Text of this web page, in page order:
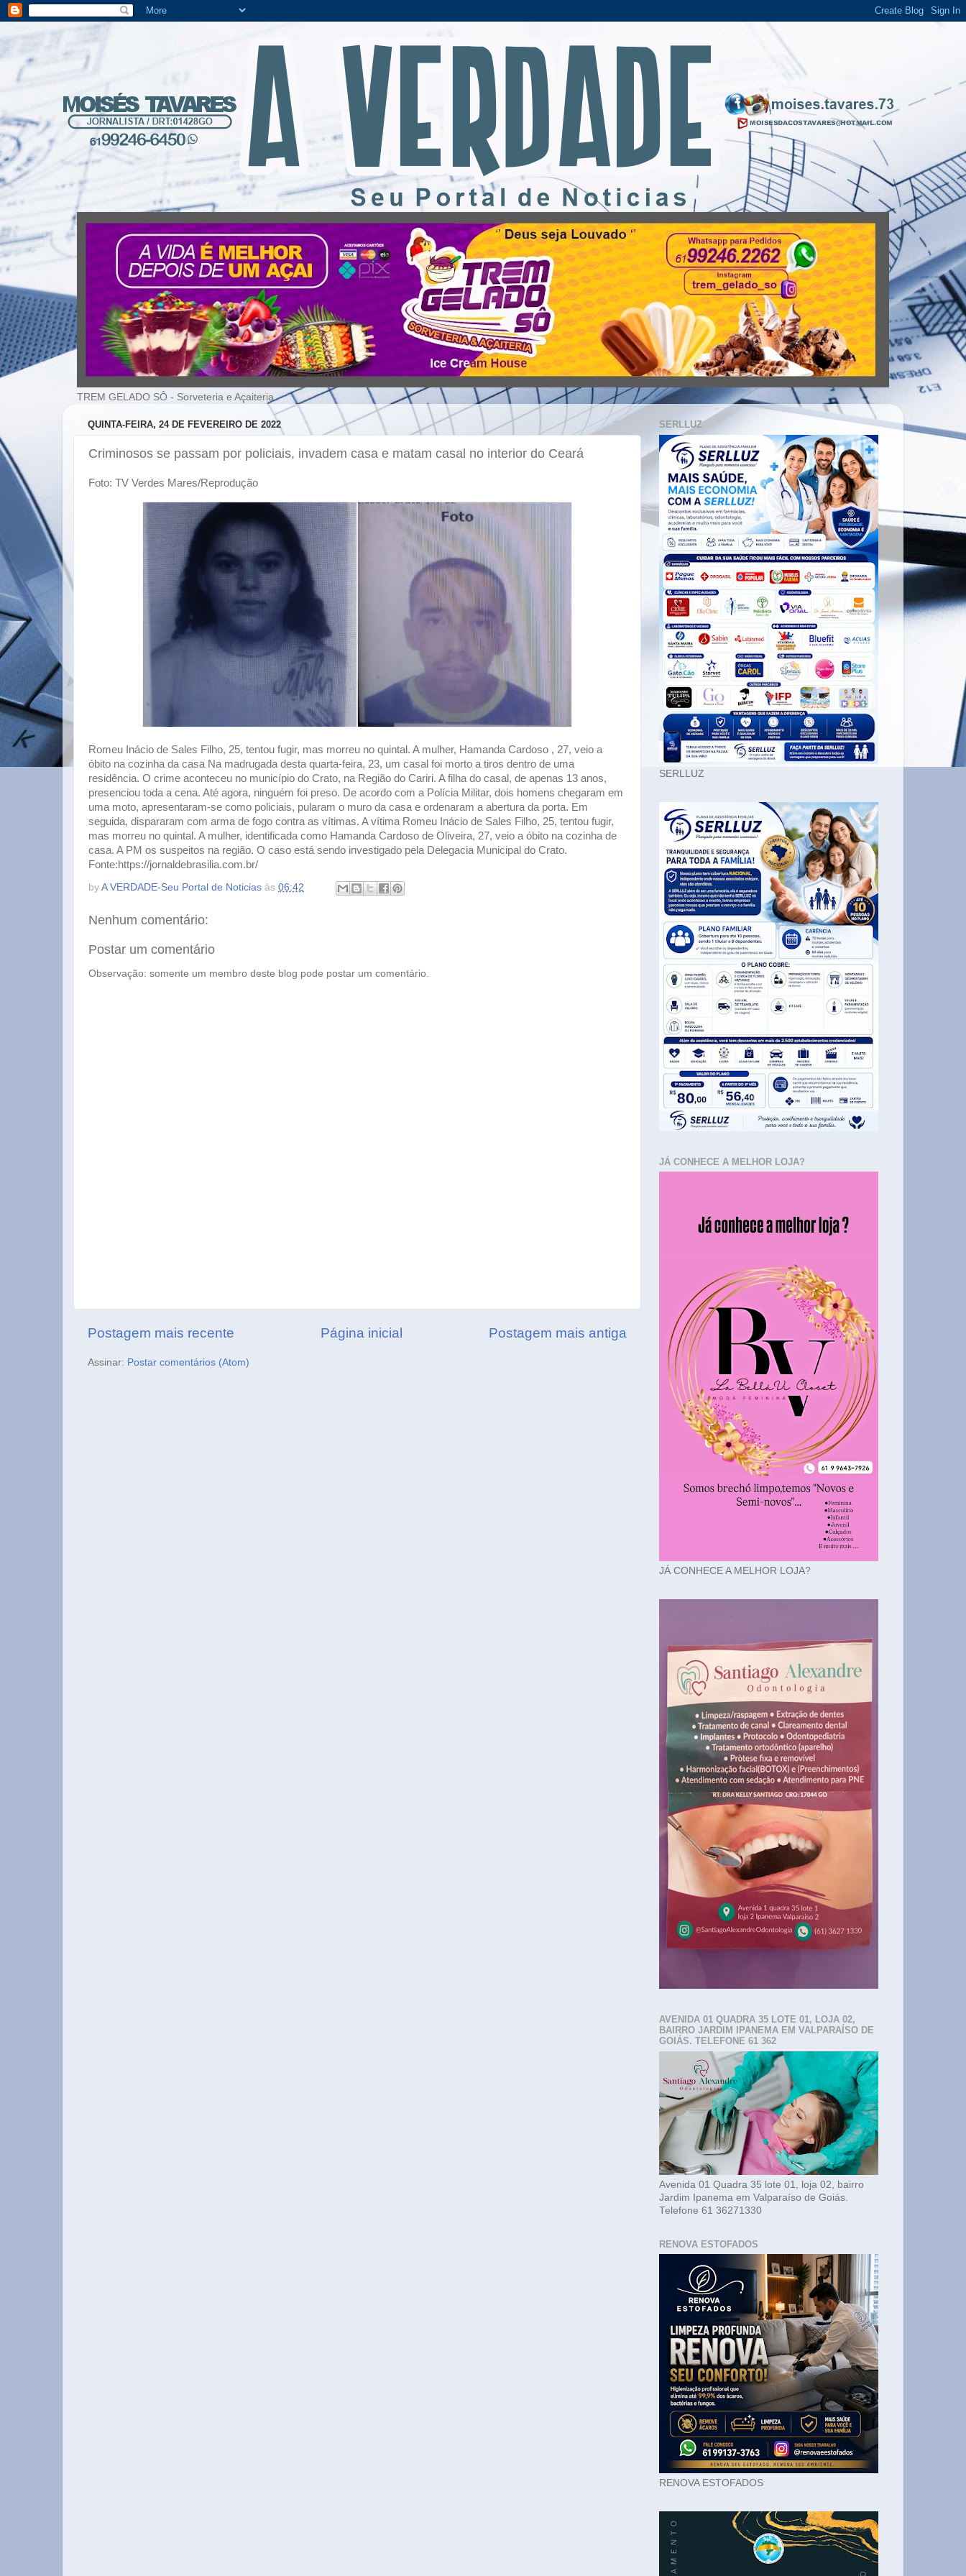
TREM GELADO SÔ - Sorveteria e Açaiteria
QUINTA-FEIRA, 24 DE FEVEREIRO DE 2022
Criminosos se passam por policiais, invadem casa e matam casal no interior do Ceará
Foto: TV Verdes Mares/Reprodução
Romeu Inácio de Sales Filho, 25, tentou fugir, mas morreu no quintal. A mulher, Hamanda Cardoso , 27, veio a
óbito na cozinha da casa Na madrugada desta quarta-feira, 23, um casal foi morto a tiros dentro de uma
residência. O crime aconteceu no município do Crato, na Região do Cariri. A filha do casal, de apenas 13 anos,
presenciou toda a cena. Até agora, ninguém foi preso. De acordo com a Polícia Militar, dois homens chegaram em
uma moto, apresentaram-se como policiais, pularam o muro da casa e ordenaram a abertura da porta. Em
seguida, dispararam com arma de fogo contra as vítimas. A vítima Romeu Inácio de Sales Filho, 25, tentou fugir,
mas morreu no quintal. A mulher, identificada como Hamanda Cardoso de Oliveira, 27, veio a óbito na cozinha de
casa. A PM os suspeitos na região. O caso está sendo investigado pela Delegacia Municipal do Crato.
Fonte:https://jornaldebrasilia.com.br/
by A VERDADE-Seu Portal de Noticias às 06:42
Nenhum comentário:
Postar um comentário
Observação: somente um membro deste blog pode postar um comentário.
Postagem mais recente Postagem mais antiga
Página inicial
Assinar: Postar comentários (Atom)
SERLLUZ
SERLLUZ
JÁ CONHECE A MELHOR LOJA?
JÁ CONHECE A MELHOR LOJA?
AVENIDA 01 QUADRA 35 LOTE 01, LOJA 02,
BAIRRO JARDIM IPANEMA EM VALPARAÍSO DE
GOIÁS. TELEFONE 61 362
Avenida 01 Quadra 35 lote 01, loja 02, bairro
Jardim Ipanema em Valparaíso de Goiás.
Telefone 61 36271330
RENOVA ESTOFADOS
RENOVA ESTOFADOS